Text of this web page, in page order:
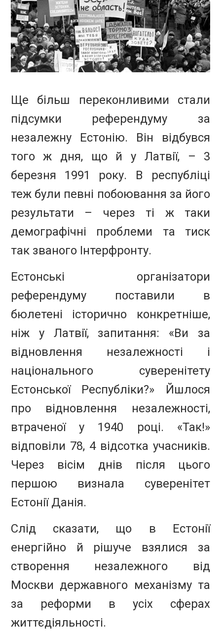
Ще більш переконливими стали
підсумки референдуму за
незалежну Естонію. Він відбувся
того ж дня, що й у Латвії, – 3
березня 1991 року. В республіці
теж були певні побоювання за його
результати – через ті ж таки
демографічні проблеми та тиск
так званого Інтерфронту.
Естонські організатори
референдуму поставили в
бюлетені історично конкретніше,
ніж у Латвії, запитання: «Ви за
відновлення незалежності і
національного суверенітету
Естонської Республіки?» Йшлося
про відновлення незалежності,
втраченої у 1940 році. «Так!»
відповіли 78, 4 відсотка учасників.
Через вісім днів після цього
першою визнала суверенітет
Естонії Данія.
Слід сказати, що в Естонії
енергійно й рішуче взялися за
створення незалежного від
Москви державного механізму та
за реформи в усіх сферах
життєдіяльності.